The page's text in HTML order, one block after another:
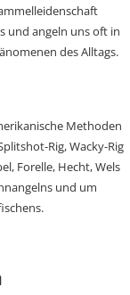
und angeln uns oft in
des Alltags.
Methoden
Rig, Wacky-Rig
Forelle, Hecht, Wels
und um